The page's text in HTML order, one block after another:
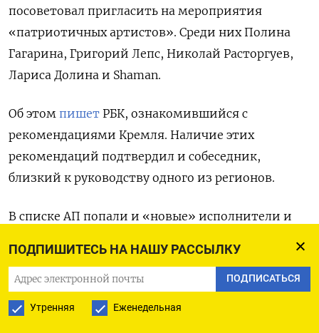
ПОДПИШИТЕСЬ НА НАШУ РАССЫЛКУ
ПОДПИСАТЬСЯ
Утренняя Еженедельная
посоветовал пригласить на мероприятия
«патриотичных артистов». Среди них Полина
Гагарина, Григорий Лепс, Николай Расторгуев,
Лариса Долина и Shaman.
Об этом пишет РБК, ознакомившийся с
рекомендациями Кремля. Наличие этих
рекомендаций подтвердил и собеседник,
близкий к руководству одного из регионов.
В списке АП попали и «новые» исполнители и
Например, бывший военкор, уроженец
Мариуполя Аким Апачев, певицы из ДНР Наталья
Качура и Маргарита Лисовина, рэпер РИЧ,